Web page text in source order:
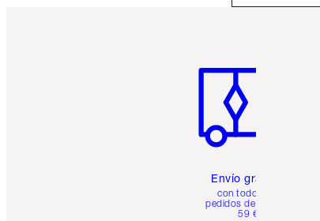
Envío gratuito
con todos los
pedidos de más de
59 €